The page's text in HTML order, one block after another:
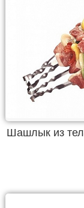
Шашлык из